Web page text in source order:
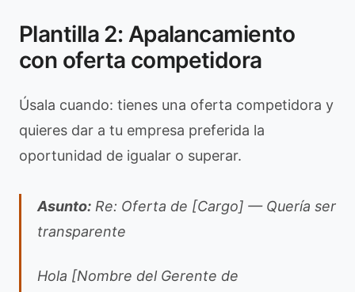
Plantilla 2: Apalancamiento
con oferta competidora
Úsala cuando: tienes una oferta competidora y
quieres dar a tu empresa preferida la
oportunidad de igualar o superar.
Asunto: Re: Oferta de [Cargo] — Quería ser
transparente
Hola [Nombre del Gerente de